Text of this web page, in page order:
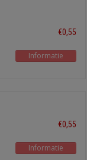
€0,55
Informatie
€0,55
Informatie